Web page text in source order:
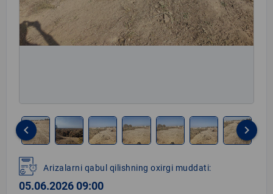
1
of
7
keyboard_arrow_left keyboard_arrow_right
Arizalarni qabul qilishning oxirgi muddati:
05.06.2026 09:00